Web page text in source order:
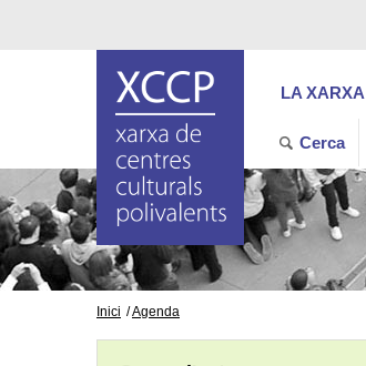
LA XARXA
Cerca
Inici Agenda